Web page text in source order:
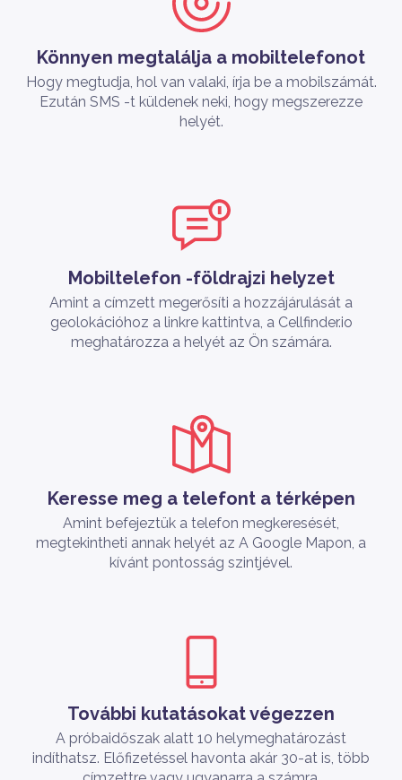
Könnyen megtalálja a mobiltelefonot
Hogy megtudja, hol van valaki, írja be a mobilszámát.
Ezután SMS -t küldenek neki, hogy megszerezze
helyét.
Mobiltelefon -földrajzi helyzet
Amint a címzett megerősíti a hozzájárulását a
geolokációhoz a linkre kattintva, a Cellfinder.io
meghatározza a helyét az Ön számára.
Keresse meg a telefont a térképen
Amint befejeztük a telefon megkeresését,
megtekintheti annak helyét az A Google Mapon, a
kívánt pontosság szintjével.
További kutatásokat végezzen
A próbaidőszak alatt 10 helymeghatározást
indíthatsz. Előfizetéssel havonta akár 30-at is, több